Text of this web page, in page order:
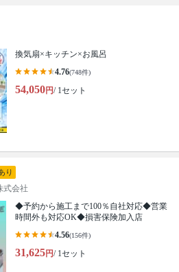
換気扇×キッチン×お風呂
4.76(748件)
54,050円/ 1セット
り
式会社
◆予約から施工まで100％自社対応◆営業
時間外も対応OK◆損害保険加入店
4.56(156件)
31,625円/ 1セット